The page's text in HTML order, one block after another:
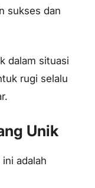
sukses dan
dalam situasi
rugi selalu
Unik
adalah